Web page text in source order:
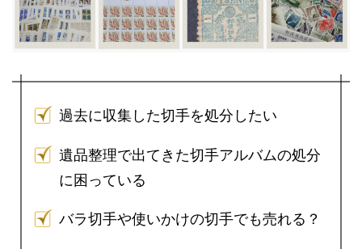
過去に収集した切手を処分したい
遺品整理で出てきた切手アルバムの処分
に困っている
バラ切手や使いかけの切手でも売れる？